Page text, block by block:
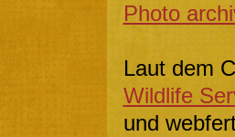
Photo
Laut dem
Wildlife
und